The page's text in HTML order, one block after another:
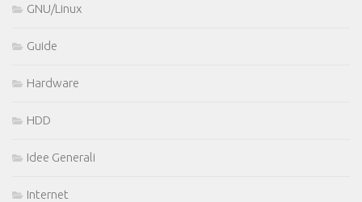
GNU/Linux
Guide
Hardware
HDD
Idee Generali
Internet